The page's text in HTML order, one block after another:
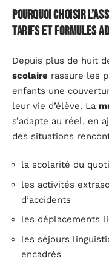
Pourquoi choisir
tarifs et formules
Depuis plus de huit
scolaire rassure les
enfants une
leur vie d’élève. La
s’adapte au réel, en
des situations
la scolarité du
les activités
d’accidents
les déplacements
les séjours
encadrés